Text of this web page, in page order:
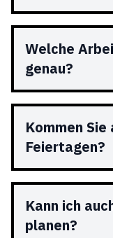
Welche
genau?
Kommen
Feiertagen?
Kann ich
planen?